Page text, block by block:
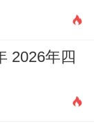
2026年四